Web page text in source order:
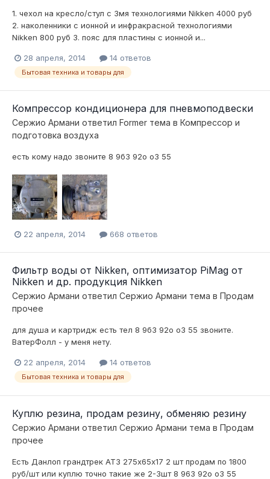
1. чехол на кресло/стул с 3мя технологиями Nikken 4000 руб
2. наколенники с ионной и инфракрасной технологиями
Nikken 800 руб 3. пояс для пластины с ионной и...
28 апреля, 2014 14 ответов
Бытовая техника и товары для
Компрессор кондиционера для пневмоподвески
Сержио Армани ответил Former тема в Компресcор и
подготовка воздуха
есть кому надо звоните 8 9б3 92о о3 55
22 апреля, 2014 668 ответов
Фильтр воды от Nikken, оптимизатор PiMag от
Nikken и др. продукция Nikken
Сержио Армани ответил Сержио Армани тема в Продам
прочее
для душа и картридж есть тел 8 9б3 92о о3 55 звоните.
ВатерФолл - у меня нету.
22 апреля, 2014 14 ответов
Бытовая техника и товары для
Куплю резина, продам резину, обменяю резину
Сержио Армани ответил Сержио Армани тема в Продам
прочее
Есть Данлоп грандтрек АТ3 275х65х17 2 шт продам по 1800
руб/шт или куплю точно такие же 2-3шт 8 963 92о о3 55